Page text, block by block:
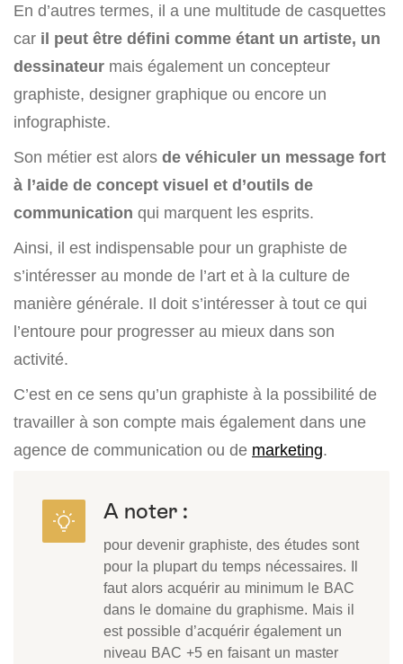
En d’autres termes, il a une multitude de casquettes
car il peut être défini comme étant un artiste, un
dessinateur mais également un concepteur
graphiste, designer graphique ou encore un
infographiste.
Son métier est alors de véhiculer un message fort
à l’aide de concept visuel et d’outils de
communication qui marquent les esprits.
Ainsi, il est indispensable pour un graphiste de
s’intéresser au monde de l’art et à la culture de
manière générale. Il doit s’intéresser à tout ce qui
l’entoure pour progresser au mieux dans son
activité.
C’est en ce sens qu’un graphiste à la possibilité de
travailler à son compte mais également dans une
agence de communication ou de marketing.
A noter :
pour devenir graphiste, des études sont
pour la plupart du temps nécessaires. Il
faut alors acquérir au minimum le BAC
dans le domaine du graphisme. Mais il
est possible d’acquérir également un
niveau BAC +5 en faisant un master